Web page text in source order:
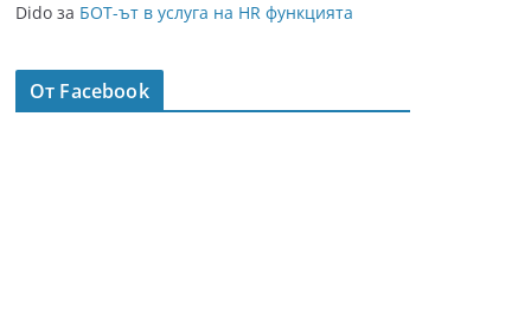
Dido за БОТ-ът в услуга на HR функцията
От Facebook